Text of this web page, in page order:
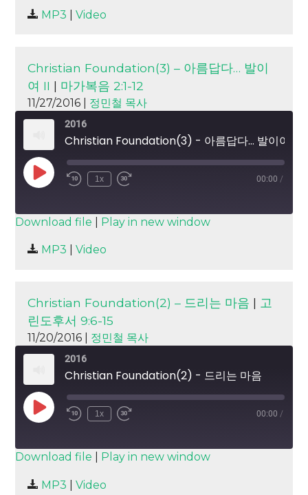
RSS FEED
SHARE
EMBED
MP3 Video
Christian Foundation(3) – 아름답다… 발이
여 II | 마가복음 2:1-12
11/27/2016 | 정민철 목사
2016
Christian Foundation(3) - 아름답다… 발이여 II
Play
Episode
1x 00:00 /
SUBSCRIBE
RSS FEED
SHARE
EMBED
Download file Play in new window
MP3 Video
Christian Foundation(2) – 드리는 마음 | 고
린도후서 9:6-15
11/20/2016 | 정민철 목사
2016
Christian Foundation(2) - 드리는 마음
Play
Episode
1x 00:00 /
SUBSCRIBE
RSS FEED
SHARE
Download file Play in new window
MP3 Video